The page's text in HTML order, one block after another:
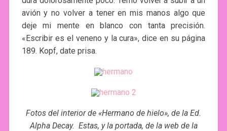
avión y no volver a tener en mis manos algo que
deje mi mente en blanco con tanta precisión.
«Escribir es el veneno y la cura», dice en su página
189. Kopf, date prisa.
Fotos del interior de «Hermano de hielo», de la Ed.
Alpha Decay. Estas, y la portada, de la web de la